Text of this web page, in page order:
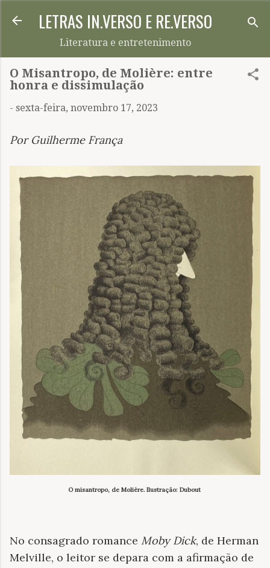
Pular para o conteúdo principal
LETRAS IN.VERSO E RE.VERSO
Literatura e entretenimento
O Misantropo, de Molière: entre
honra e dissimulação
- sexta-feira, novembro 17, 2023
Por Guilherme França
O misantropo, de Molière. Ilustração: Dubout
No consagrado romance Moby Dick, de Herman
Melville, o leitor se depara com a afirmação de